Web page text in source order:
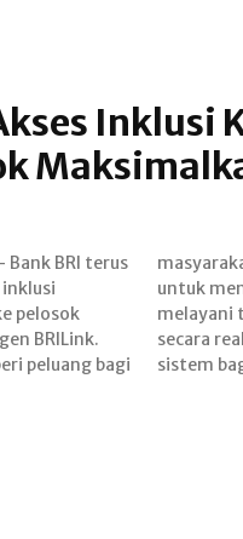
Inklusi
Bank BRI terus
pelosok
BRILink.
peluang bagi
badan usaha
dan
dengan
sistem